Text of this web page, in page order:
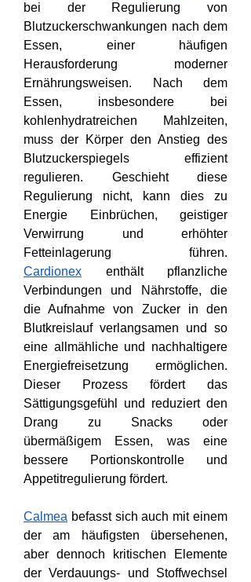
bei der Regulierung von
Blutzuckerschwankungen nach dem
Essen, einer häufigen
Herausforderung moderner
Ernährungsweisen. Nach dem
Essen, insbesondere bei
kohlenhydratreichen Mahlzeiten,
muss der Körper den Anstieg des
Blutzuckerspiegels effizient
regulieren. Geschieht diese
Regulierung nicht, kann dies zu
Energie Einbrüchen, geistiger
Verwirrung und erhöhter
Cardionex enthält pflanzliche
Verbindungen und Nährstoffe, die
die Aufnahme von Zucker in den
Blutkreislauf verlangsamen und so
eine allmähliche und nachhaltigere
Energiefreisetzung ermöglichen.
Dieser Prozess fördert das
Sättigungsgefühl und reduziert den
Drang zu Snacks oder
übermäßigem Essen, was eine
bessere Portionskontrolle und
Appetitregulierung fördert.
Calmea befasst sich auch mit einem
der am häufigsten übersehenen,
aber dennoch kritischen Elemente
der Verdauungs- und Stoffwechsel